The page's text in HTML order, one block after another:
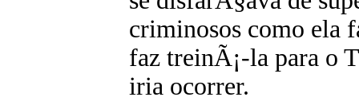
criminosos como ela
faz treinÃ¡-la para o
iria ocorrer.